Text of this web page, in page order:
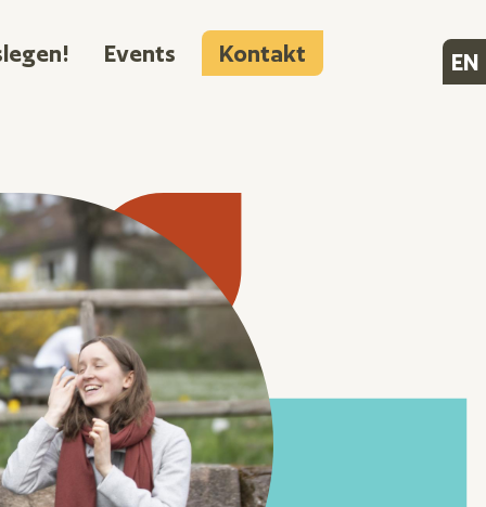
Events Kontakt EN